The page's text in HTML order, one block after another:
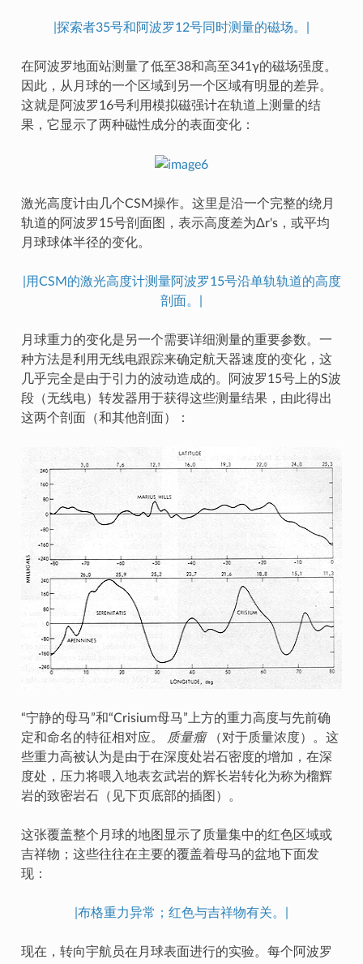
|探索者35号和阿波罗12号同时测量的磁场。|
在阿波罗地面站测量了低至38和高至341γ的磁场强度。
因此，从月球的一个区域到另一个区域有明显的差异。
这就是阿波罗16号利用模拟磁强计在轨道上测量的结
果，它显示了两种磁性成分的表面变化：
激光高度计由几个CSM操作。这里是沿一个完整的绕月
轨道的阿波罗15号剖面图，表示高度差为Δr's，或平均
月球球体半径的变化。
|用CSM的激光高度计测量阿波罗15号沿单轨轨道的高度
剖面。|
月球重力的变化是另一个需要详细测量的重要参数。一
种方法是利用无线电跟踪来确定航天器速度的变化，这
几乎完全是由于引力的波动造成的。阿波罗15号上的S波
段（无线电）转发器用于获得这些测量结果，由此得出
这两个剖面（和其他剖面）：
“宁静的母马”和“Crisium母马”上方的重力高度与先前确
定和命名的特征相对应。
质量瘤（对于质量浓度）。这
些重力高被认为是由于在深度处岩石密度的增加，在深
度处，压力将喂入地表玄武岩的辉长岩转化为称为榴辉
岩的致密岩石（见下页底部的插图）。
这张覆盖整个月球的地图显示了质量集中的红色区域或
吉祥物；这些往往在主要的覆盖着母马的盆地下面发
现：
|布格重力异常；红色与吉祥物有关。|
现在，转向宇航员在月球表面进行的实验。每个阿波罗